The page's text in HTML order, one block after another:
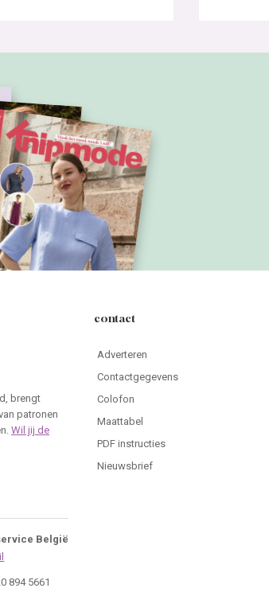
brengt
patronen
Wil jij de
België
894 5661
contact
Adverteren
Contactgegevens
Colofon
Maattabel
PDF instructies
Nieuwsbrief